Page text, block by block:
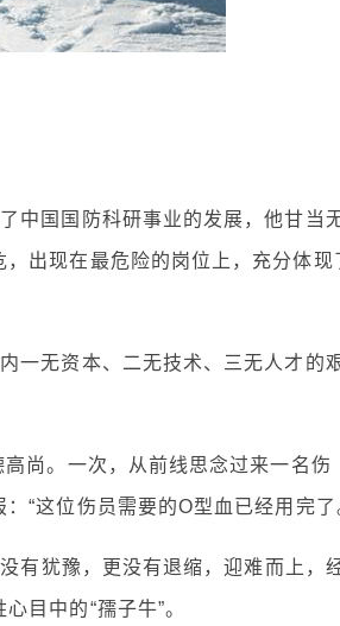
中国国防科研事业的发展，他甘当
出现在最危险的岗位上，充分体现
一无资本、二无技术、三无人才的
尚。一次，从前线思念过来一名伤
“这位伤员需要的O型血已经用完了
有犹豫，更没有退缩，迎难而上，
目中的“孺子牛”。